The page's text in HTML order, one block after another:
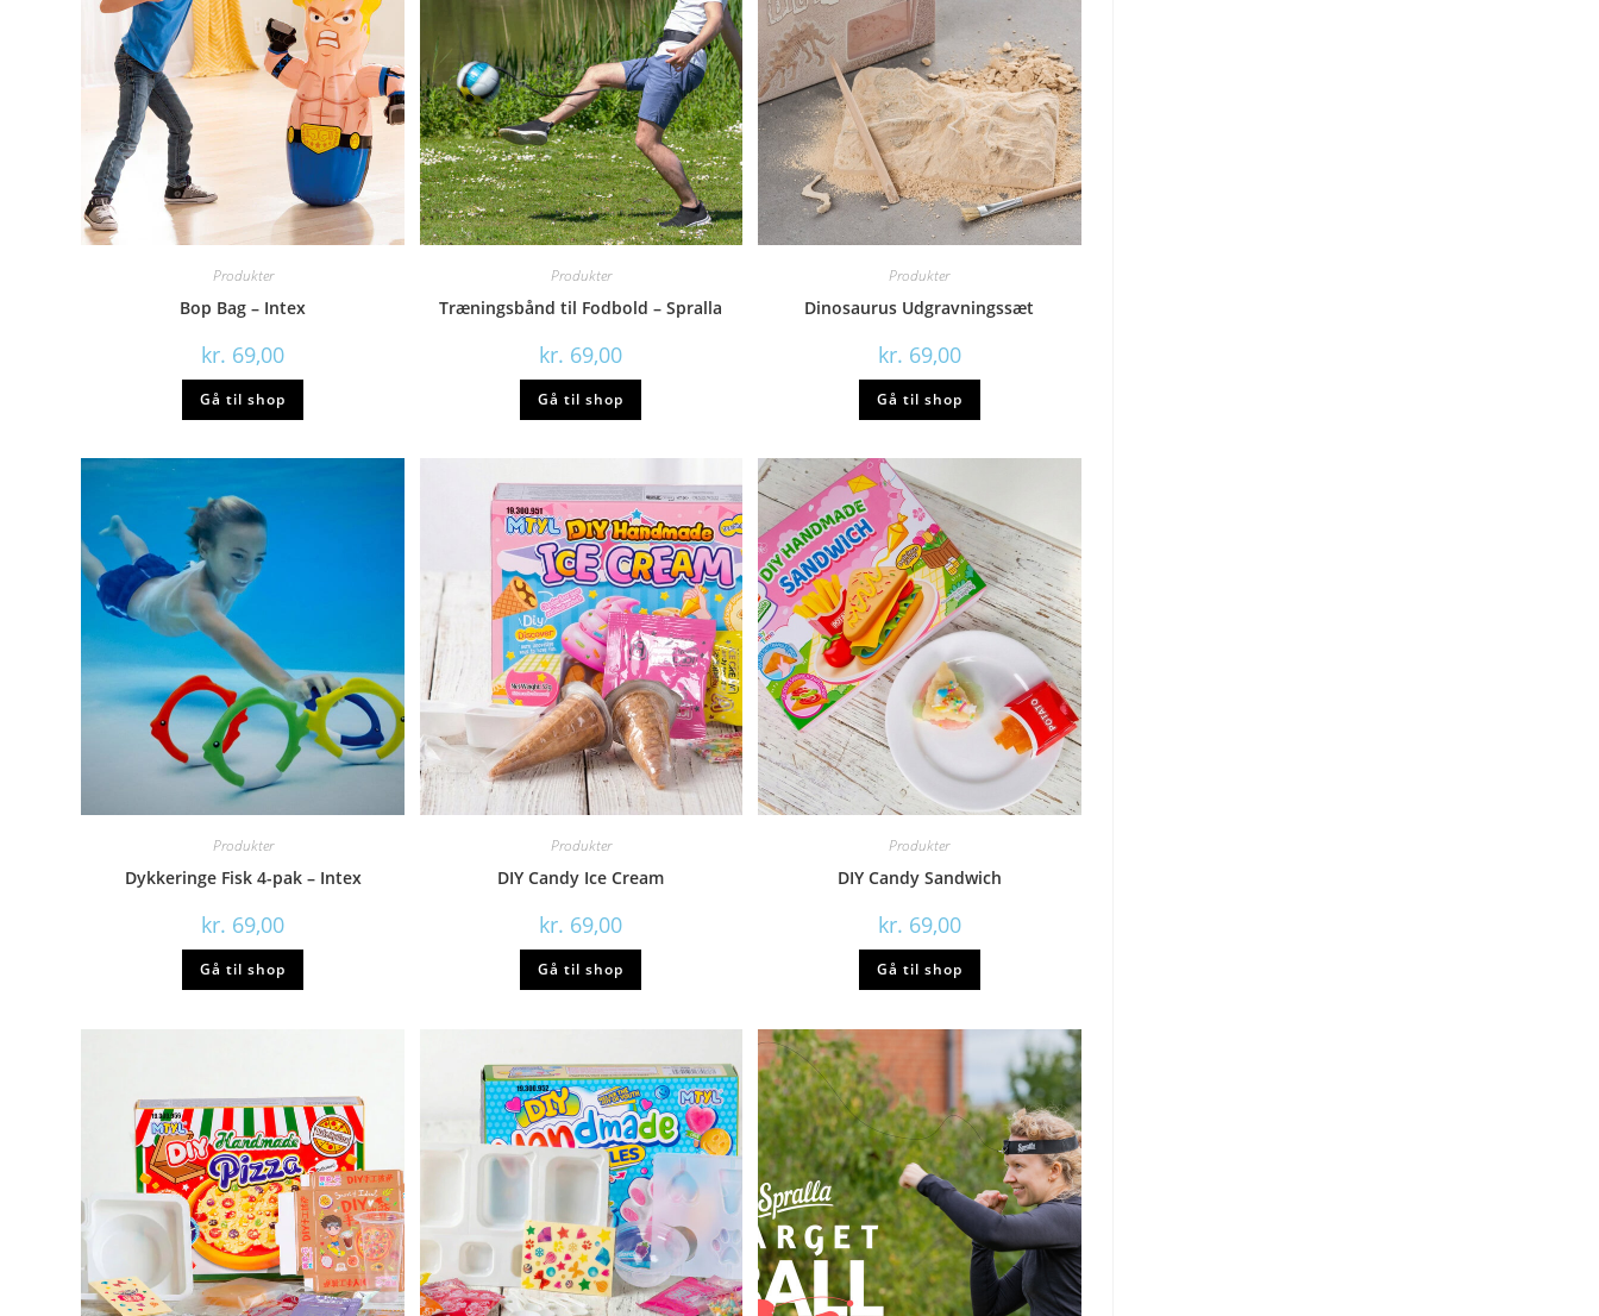
Produkter
Bop Bag – Intex
kr. 69,00
Gå til shop
Produkter
Træningsbånd til Fodbold – Spralla
kr. 69,00
Gå til shop
Produkter
Dinosaurus Udgravningssæt
kr. 69,00
Gå til shop
Produkter
Dykkeringe Fisk 4-pak – Intex
kr. 69,00
Gå til shop
Produkter
DIY Candy Ice Cream
kr. 69,00
Gå til shop
Produkter
DIY Candy Sandwich
kr. 69,00
Gå til shop